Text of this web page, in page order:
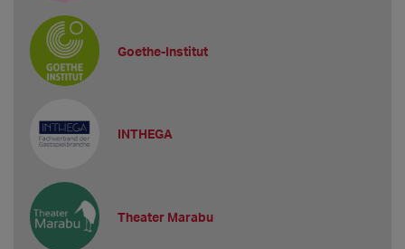
Goethe-Institut
INTHEGA
Theater Marabu